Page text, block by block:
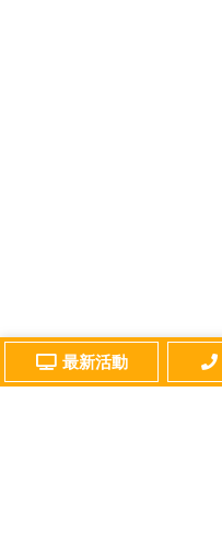
最新活動